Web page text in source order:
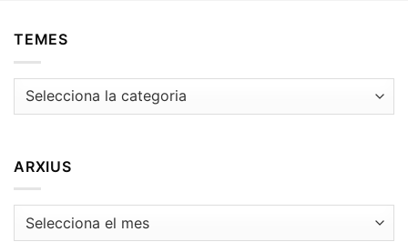
TEMES
Temes
ARXIUS
Arxius